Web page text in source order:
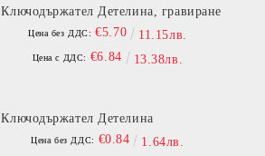
Ключодържател Детелина, гравиране
Цена без ДДС: €5.70 11.15лв.
Цена с ДДС: €6.84 13.38лв.
Ключодържател Детелина
Цена без ДДС: €0.84 1.64лв.